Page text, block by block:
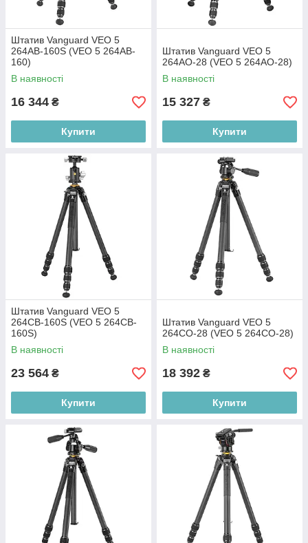
Штатив Vanguard VEO 5
264AB-160S (VEO 5 264AB-
160)
В наявності
16 344 ₴
Купити
Штатив Vanguard VEO 5
264AO-28 (VEO 5 264AO-28)
В наявності
15 327 ₴
Купити
Штатив Vanguard VEO 5
264CB-160S (VEO 5 264CB-
160S)
В наявності
23 564 ₴
Купити
Штатив Vanguard VEO 5
264CO-28 (VEO 5 264CO-28)
В наявності
18 392 ₴
Купити